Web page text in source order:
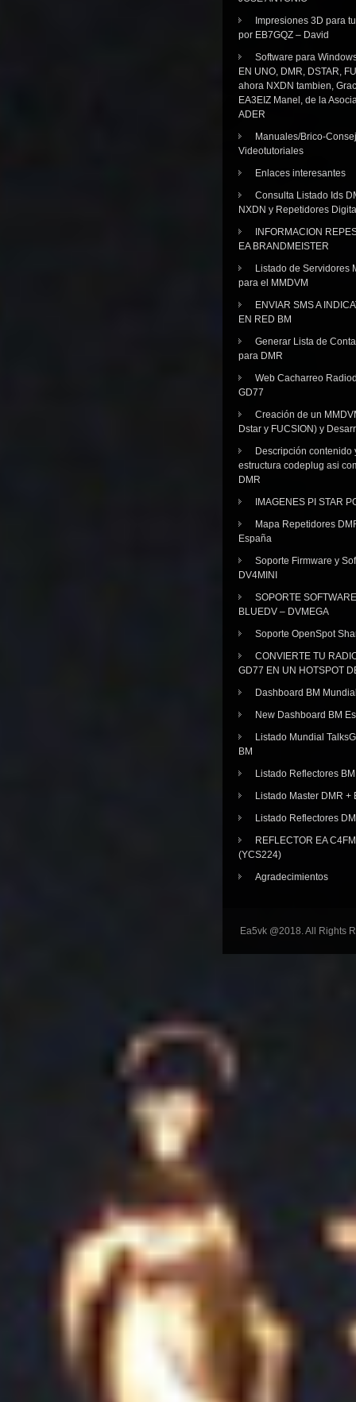
Impresiones 3D para
por EB7GQZ – David
Software para
EN UNO, DMR, DSTAR,
ahora NXDN tambien,
EA3EIZ Manel, de la
ADER
Manuales/Brico-
Videotutoriales
Enlaces interesantes
Consulta Listado Ids
NXDN y Repetidores
INFORMACION
EA BRANDMEISTER
Listado de Servidores
para el MMDVM
ENVIAR SMS A
EN RED BM
Generar Lista de
para DMR
Web Cacharreo
GD77
Creación de un
Dstar y FUCSION) y
Descripción contenido
estructura codeplug asi
DMR
IMAGENES PI STAR
Mapa Repetidores
España
Soporte Firmware y
DV4MINI
SOPORTE SOFTWARE
BLUEDV – DVMEGA
Soporte OpenSpot
CONVIERTE TU
GD77 EN UN HOTSPOT
Dashboard BM
New Dashboard BM
Listado Mundial
BM
Listado Reflectores BM
Listado Master DMR +
Listado Reflectores
REFLECTOR EA
(YCS224)
Agradecimientos
Ea5vk @2018. All Rights